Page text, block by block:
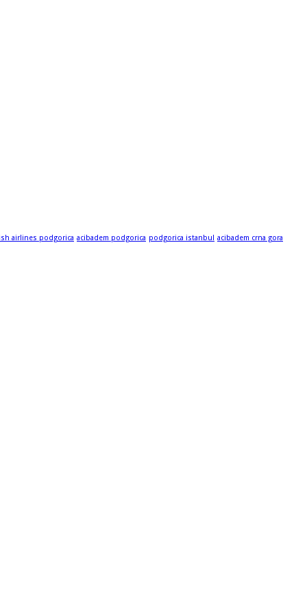
airlines podgorica acibadem podgorica podgorica istanbul acibadem crna gora